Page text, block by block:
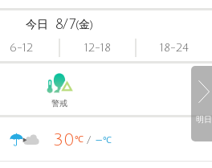
明日
今日 8/7(金)
6-12 12-18 18-24
警戒
30℃ -℃